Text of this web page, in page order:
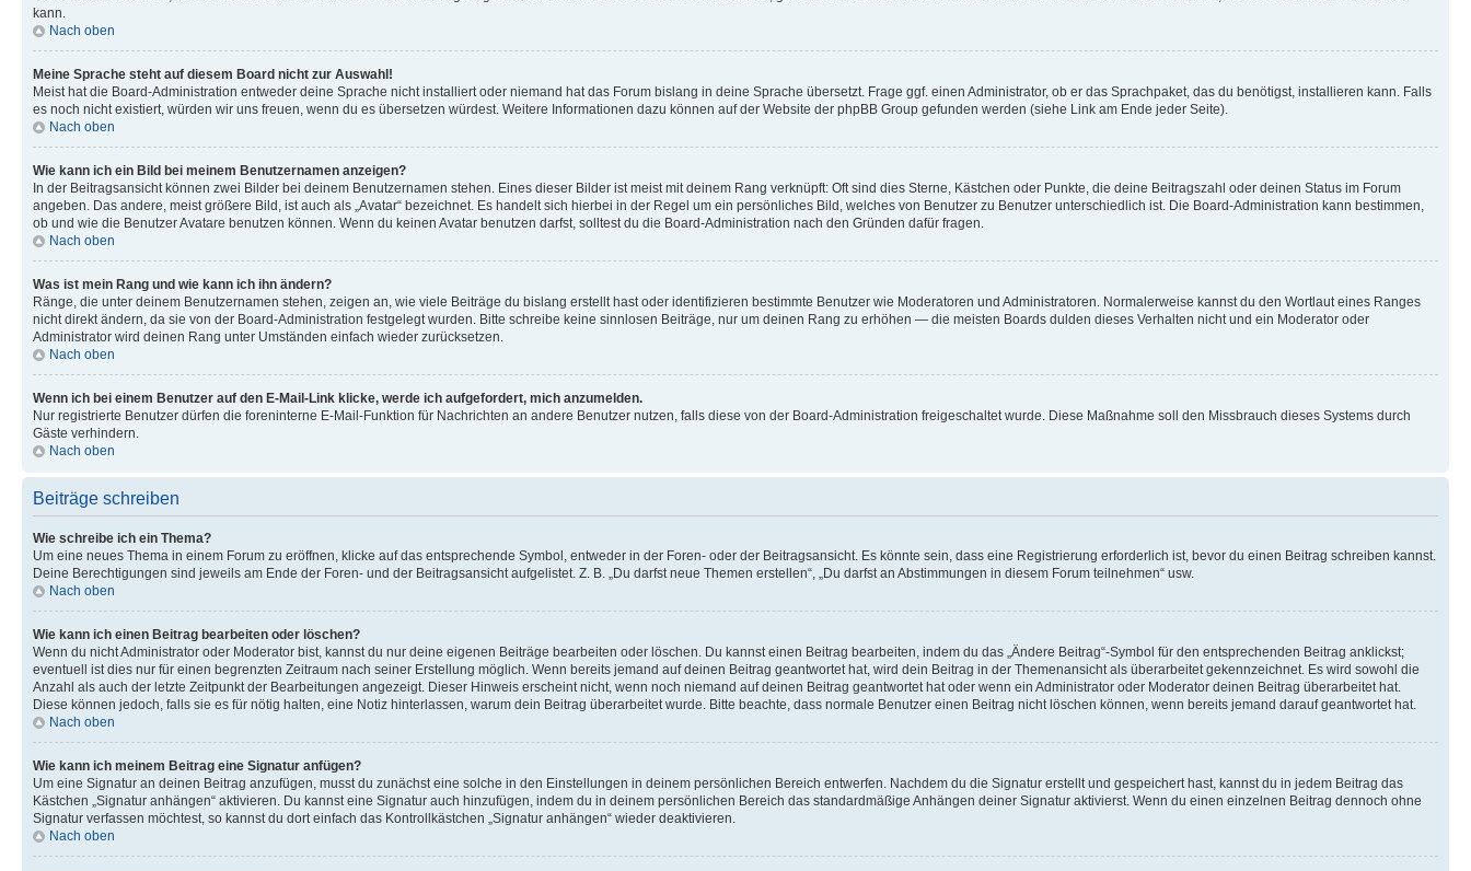
kann.
Nach oben
Meine Sprache steht auf diesem Board nicht zur Auswahl!
Meist hat die Board-Administration entweder deine Sprache nicht installiert oder niemand hat das Forum bislang in deine Sprache übersetzt. Frage ggf. einen Administrator, ob er das Sprachpaket, das du benötigst, installieren kann. Falls
es noch nicht existiert, würden wir uns freuen, wenn du es übersetzen würdest. Weitere Informationen dazu können auf der Website der phpBB Group gefunden werden (siehe Link am Ende jeder Seite).
Nach oben
Wie kann ich ein Bild bei meinem Benutzernamen anzeigen?
In der Beitragsansicht können zwei Bilder bei deinem Benutzernamen stehen. Eines dieser Bilder ist meist mit deinem Rang verknüpft: Oft sind dies Sterne, Kästchen oder Punkte, die deine Beitragszahl oder deinen Status im Forum
angeben. Das andere, meist größere Bild, ist auch als „Avatar“ bezeichnet. Es handelt sich hierbei in der Regel um ein persönliches Bild, welches von Benutzer zu Benutzer unterschiedlich ist. Die Board-Administration kann bestimmen,
ob und wie die Benutzer Avatare benutzen können. Wenn du keinen Avatar benutzen darfst, solltest du die Board-Administration nach den Gründen dafür fragen.
Nach oben
Was ist mein Rang und wie kann ich ihn ändern?
Ränge, die unter deinem Benutzernamen stehen, zeigen an, wie viele Beiträge du bislang erstellt hast oder identifizieren bestimmte Benutzer wie Moderatoren und Administratoren. Normalerweise kannst du den Wortlaut eines Ranges
nicht direkt ändern, da sie von der Board-Administration festgelegt wurden. Bitte schreibe keine sinnlosen Beiträge, nur um deinen Rang zu erhöhen — die meisten Boards dulden dieses Verhalten nicht und ein Moderator oder
Administrator wird deinen Rang unter Umständen einfach wieder zurücksetzen.
Nach oben
Wenn ich bei einem Benutzer auf den E-Mail-Link klicke, werde ich aufgefordert, mich anzumelden.
Nur registrierte Benutzer dürfen die foreninterne E-Mail-Funktion für Nachrichten an andere Benutzer nutzen, falls diese von der Board-Administration freigeschaltet wurde. Diese Maßnahme soll den Missbrauch dieses Systems durch
Gäste verhindern.
Nach oben
Beiträge schreiben
Wie schreibe ich ein Thema?
Um eine neues Thema in einem Forum zu eröffnen, klicke auf das entsprechende Symbol, entweder in der Foren- oder der Beitragsansicht. Es könnte sein, dass eine Registrierung erforderlich ist, bevor du einen Beitrag schreiben kannst.
Deine Berechtigungen sind jeweils am Ende der Foren- und der Beitragsansicht aufgelistet. Z. B. „Du darfst neue Themen erstellen“, „Du darfst an Abstimmungen in diesem Forum teilnehmen“ usw.
Nach oben
Wie kann ich einen Beitrag bearbeiten oder löschen?
Wenn du nicht Administrator oder Moderator bist, kannst du nur deine eigenen Beiträge bearbeiten oder löschen. Du kannst einen Beitrag bearbeiten, indem du das „Ändere Beitrag“-Symbol für den entsprechenden Beitrag anklickst;
eventuell ist dies nur für einen begrenzten Zeitraum nach seiner Erstellung möglich. Wenn bereits jemand auf deinen Beitrag geantwortet hat, wird dein Beitrag in der Themenansicht als überarbeitet gekennzeichnet. Es wird sowohl die
Anzahl als auch der letzte Zeitpunkt der Bearbeitungen angezeigt. Dieser Hinweis erscheint nicht, wenn noch niemand auf deinen Beitrag geantwortet hat oder wenn ein Administrator oder Moderator deinen Beitrag überarbeitet hat.
Diese können jedoch, falls sie es für nötig halten, eine Notiz hinterlassen, warum dein Beitrag überarbeitet wurde. Bitte beachte, dass normale Benutzer einen Beitrag nicht löschen können, wenn bereits jemand darauf geantwortet hat.
Nach oben
Wie kann ich meinem Beitrag eine Signatur anfügen?
Um eine Signatur an deinen Beitrag anzufügen, musst du zunächst eine solche in den Einstellungen in deinem persönlichen Bereich entwerfen. Nachdem du die Signatur erstellt und gespeichert hast, kannst du in jedem Beitrag das
Kästchen „Signatur anhängen“ aktivieren. Du kannst eine Signatur auch hinzufügen, indem du in deinem persönlichen Bereich das standardmäßige Anhängen deiner Signatur aktivierst. Wenn du einen einzelnen Beitrag dennoch ohne
Signatur verfassen möchtest, so kannst du dort einfach das Kontrollkästchen „Signatur anhängen“ wieder deaktivieren.
Nach oben